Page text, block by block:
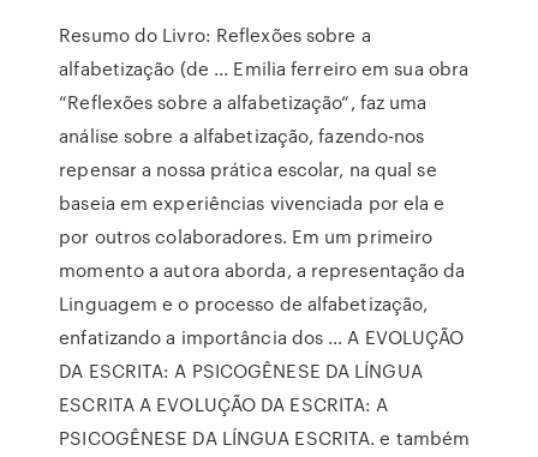
Resumo do Livro: Reflexões sobre a
alfabetização (de ... Emilia ferreiro em sua obra
“Reflexões sobre a alfabetização“, faz uma
análise sobre a alfabetização, fazendo-nos
repensar a nossa prática escolar, na qual se
baseia em experiências vivenciada por ela e
por outros colaboradores. Em um primeiro
momento a autora aborda, a representação da
Linguagem e o processo de alfabetização,
enfatizando a importância dos … A EVOLUÇÃO
DA ESCRITA: A PSICOGÊNESE DA LÍNGUA
ESCRITA A EVOLUÇÃO DA ESCRITA: A
PSICOGÊNESE DA LÍNGUA ESCRITA. e também